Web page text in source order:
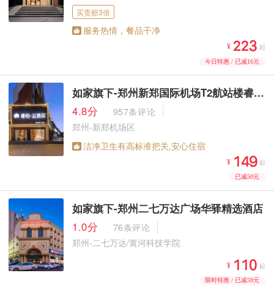
买贵赔3倍
服务热情，餐品干净
¥  起
今日特惠 / 已减16元
如家旗下-郑州新郑国际机场T2航站楼睿柏·云酒店
4.8分
957条评论
郑州-新郑机场区
洁净卫生有高标准把关,安心住宿
¥   起
已减50元
如家旗下-郑州二七万达广场华驿精选酒店
1.0分
76条评论
郑州-二七万达/黄河科技学院
¥    起
限时特惠 / 已减59元